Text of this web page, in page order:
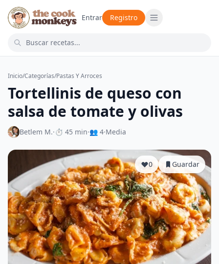
Entrar Registro
Inicio/Categorías/Pastas Y Arroces
Tortellinis de queso con
salsa de tomate y olivas
Betlem M.·⏱ 45 min·👥 4·Media
0 Guardar